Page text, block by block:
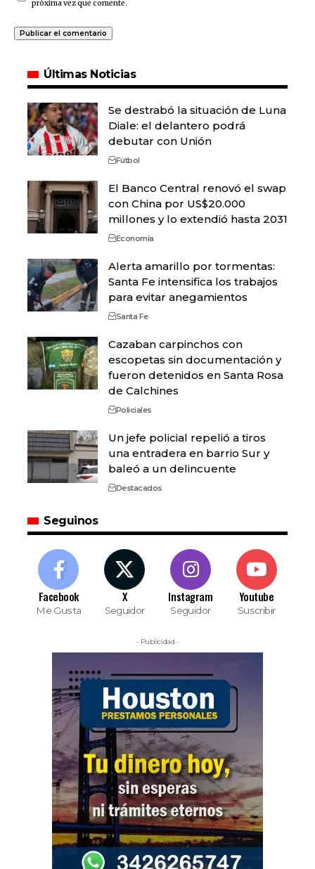
próxima vez que comente.
Últimas Noticias
Se destrabó la situación de Luna
Diale: el delantero podrá
debutar con Unión
Fútbol
El Banco Central renovó el swap
con China por US$20.000
millones y lo extendió hasta 2031
Economía
Alerta amarillo por tormentas:
Santa Fe intensifica los trabajos
para evitar anegamientos
Santa Fe
Cazaban carpinchos con
escopetas sin documentación y
fueron detenidos en Santa Rosa
de Calchines
Policiales
Un jefe policial repelió a tiros
una entradera en barrio Sur y
baleó a un delincuente
Destacados
Seguinos
Facebook
Me Gusta
X
Seguidor
Instagram
Seguidor
Youtube
Suscribir
- Publicidad -